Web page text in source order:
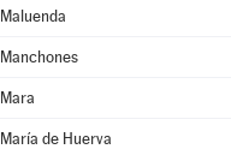
Maluenda
Manchones
Mara
María de Huerva